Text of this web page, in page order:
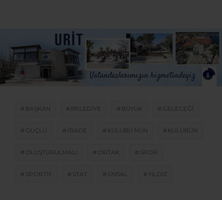
BAŞKAN BELEDIYE BÜYÜK GELECEĞI
GÜÇLÜ IRADE KULÜBÜ NÜN KULÜBÜN
OLUŞTURULMALI ORTAK SPOR
SPORTIF STAT ÜNSAL YILDIZ